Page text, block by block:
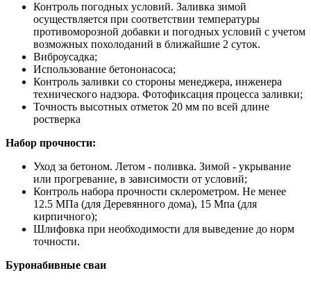
Контроль погодных условий. Заливка зимой
осуществляется при соответствии температуры
противоморозной добавки и погодных условий с учетом
возможных похолоданий в ближайшие 2 суток.
Виброусадка;
Использование бетононасоса;
Контроль заливки со стороны менеджера, инженера
технического надзора. Фотофиксация процесса заливки;
Точность высотных отметок 20 мм по всей длине
ростверка
Набор прочности:
Уход за бетоном. Летом - поливка. Зимой - укрывание
или прогревание, в зависимости от условий;
Контроль набора прочности склерометром. Не менее
12.5 МПа (для Деревянного дома), 15 Мпа (для
кирпичного);
Шлифовка при необходимости для выведение до норм
точности.
Буронабивные сваи